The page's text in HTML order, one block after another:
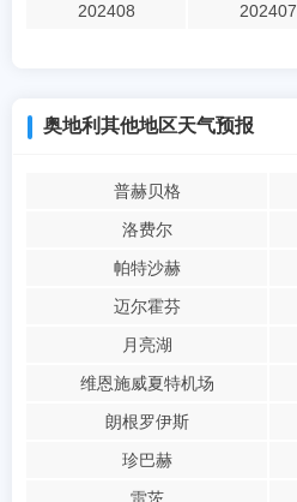
202408 202407
奥地利其他地区天气预报
普赫贝格
洛费尔
帕特沙赫
迈尔霍芬
月亮湖
维恩施威夏特机场
朗根罗伊斯
珍巴赫